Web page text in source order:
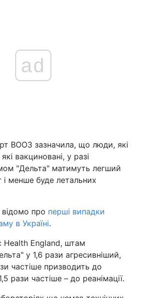
ad
ВООЗ зазначила, що люди, які
вакциновані, у разі
"Дельта" матимуть легший
і менше буде летальних
про перші випадки
в Україні.
Health England, штам
у 1,6 рази агресивніший,
частіше призводить до
1,5 рази частіше – до реанімації.